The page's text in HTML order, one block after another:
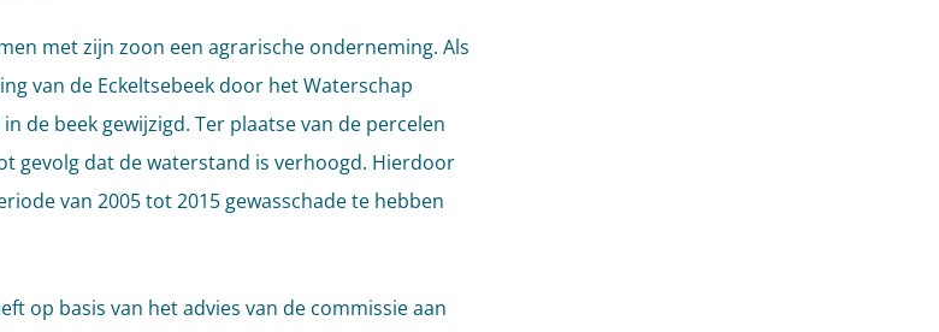
met zijn zoon een agrarische onderneming. Als
van de Eckeltsebeek door het Waterschap
de beek gewijzigd. Ter plaatse van de percelen
gevolg dat de waterstand is verhoogd. Hierdoor
van 2005 tot 2015 gewasschade te hebben
op basis van het advies van de commissie aan